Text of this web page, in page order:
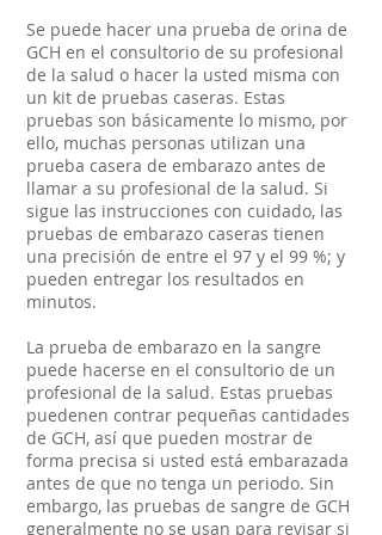
Se puede hacer una prueba de orina de
GCH en el consultorio de su profesional
de la salud o hacer la usted misma con
un kit de pruebas caseras. Estas
pruebas son básicamente lo mismo, por
ello, muchas personas utilizan una
prueba casera de embarazo antes de
llamar a su profesional de la salud. Si
sigue las instrucciones con cuidado, las
pruebas de embarazo caseras tienen
una precisión de entre el 97 y el 99 %; y
pueden entregar los resultados en
minutos.
La prueba de embarazo en la sangre
puede hacerse en el consultorio de un
profesional de la salud. Estas pruebas
puedenen contrar pequeñas cantidades
de GCH, así que pueden mostrar de
forma precisa si usted está embarazada
antes de que no tenga un periodo. Sin
embargo, las pruebas de sangre de GCH
generalmente no se usan para revisar si